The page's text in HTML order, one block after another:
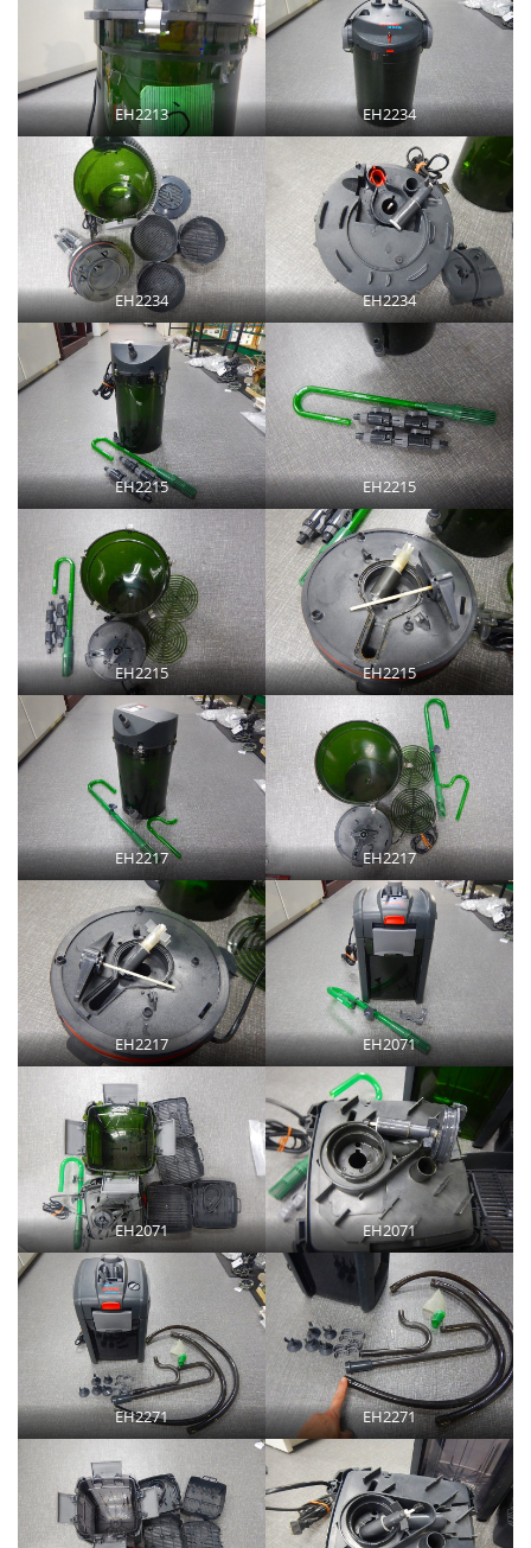
EH2213 EH2234
EH2234 EH2234
EH2215 EH2215
EH2215 EH2215
EH2217 EH2217
EH2217 EH2071
EH2071 EH2071
EH2271 EH2271